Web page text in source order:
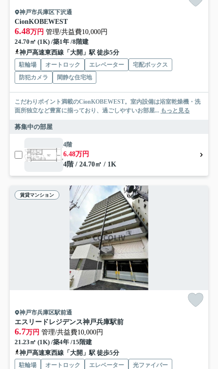
神戸市兵庫区下沢通
CionKOBEWEST
6.48万円 管理/共益費10,000円
24.70㎡ (1K) /築1年 /8階建
神戸高速東西線「大開」駅 徒歩5分
駐輪場 オートロック エレベーター
宅配ボックス
防犯カメラ
閑静な住宅地
こだわりポイント満載のCionKOBEWEST。室内設備は浴室乾燥機・洗
面所独立など豊富に揃っており、過ごしやすいお部屋... もっと見る
募集中の部屋
4階
6.48万円
4階 / 24.70㎡ / 1K
賃貸マンション
神戸市兵庫区駅前通
エスリードレジデンス神戸兵庫駅前
6.7万円 管理/共益費10,000円
21.23㎡ (1K) /築4年 /15階建
神戸高速東西線「大開」駅 徒歩5分
駐輪場 オートロック エレベーター
光ファイバー